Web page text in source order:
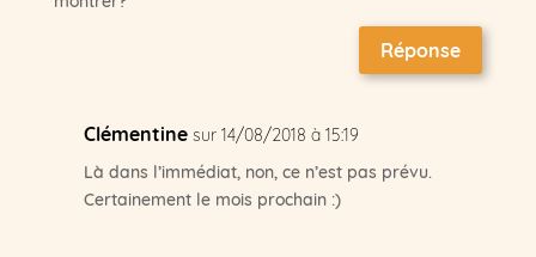
Réponse
Clémentine sur 14/08/2018 à 15:19
Là dans l’immédiat, non, ce n’est pas prévu.
Certainement le mois prochain :)